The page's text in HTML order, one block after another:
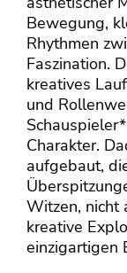
Bewegung,
Rhythmen
Faszination.
kreatives
und
Charakter.
aufgebaut,
Witzen, nicht
kreative
einzigartigen